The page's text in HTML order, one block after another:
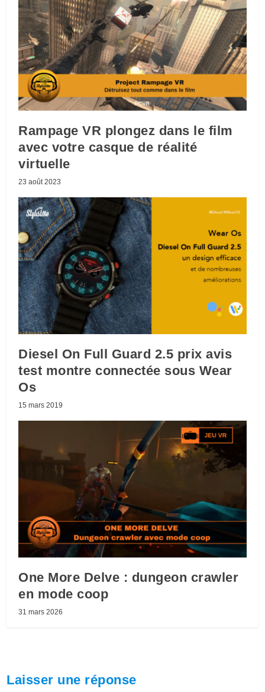
Rampage VR plongez dans le film
avec votre casque de réalité
virtuelle
23 août 2023
Diesel On Full Guard 2.5 prix avis
test montre connectée sous Wear
Os
15 mars 2019
One More Delve : dungeon crawler
en mode coop
31 mars 2026
Laisser une réponse